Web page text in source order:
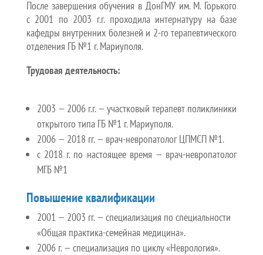
После завершения обучения в ДонГМУ им. М. Горького
с 2001 по 2003 г.г. проходила интернатуру на базе
кафедры внутренних болезней и 2-го терапевтического
отделения ГБ №1 г. Мариуполя.
Трудовая деятельность:
2003 — 2006 г.г. — участковый терапевт поликлиники
открытого типа ГБ №1 г. Мариуполя.
2006 — 2018 гг. — врач-невропатолог ЦПМСП №1.
с 2018 г. по настоящее время — врач-невропатолог
МГБ №1
Повышение квалификации
2001 — 2003 гг. — специализация по специальности
«Общая практика-семейная медицина».
2006 г. — специализация по циклу «Неврология».